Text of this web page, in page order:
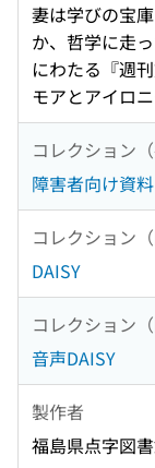
妻は学びの宝
か、哲学に走
にわたる『週
モアとアイロ
コレクション（
障害者向け資料
コレクション
DAISY
コレクション
音声DAISY
製作者
福島県点字図